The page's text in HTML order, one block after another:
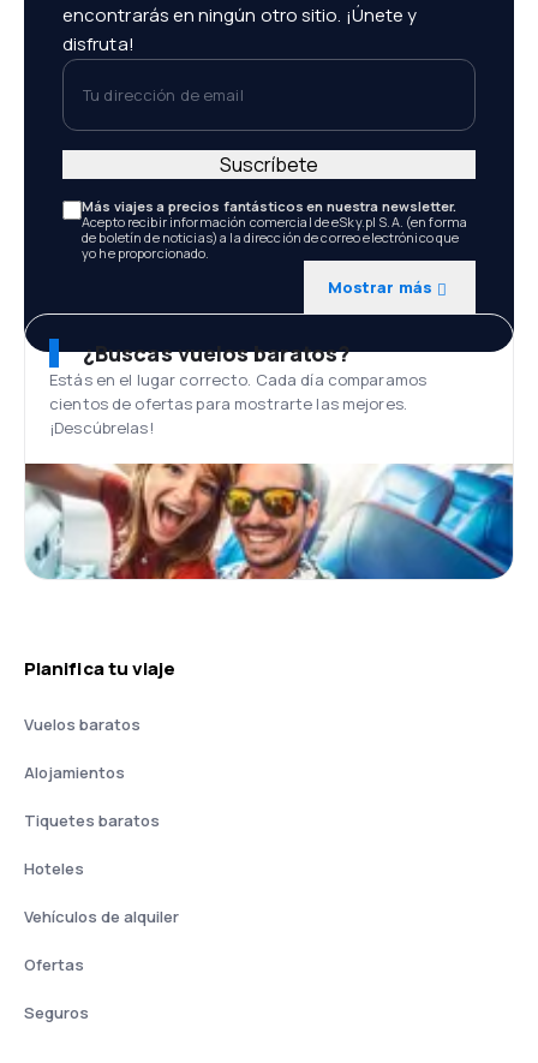
encontrarás en ningún otro sitio. ¡Únete y
disfruta!
Tu dirección de email
Más viajes a precios fantásticos en nuestra newsletter.
Acepto recibir información comercial de eSky.pl S.A. (en forma
de boletín de noticias) a la dirección de correo electrónico que
yo he proporcionado.
Mostrar más
Suscríbete
¿Buscas vuelos baratos?
Estás en el lugar correcto. Cada día comparamos
cientos de ofertas para mostrarte las mejores.
¡Descúbrelas!
Planifica tu viaje
Vuelos baratos
Alojamientos
Tiquetes baratos
Hoteles
Vehículos de alquiler
Ofertas
Seguros